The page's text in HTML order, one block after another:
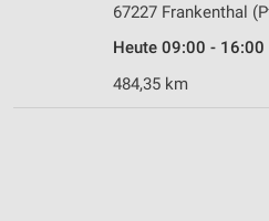
67227 Frankenthal
Heute 09:00 - 16:00
484,35 km